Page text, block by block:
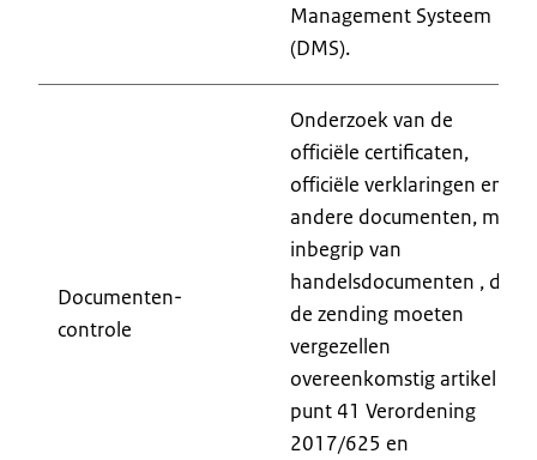
Management Systeem
(DMS).
Documenten-
controle
Onderzoek van de
officiële certificaten,
officiële verklaringen en
andere documenten, met
inbegrip van
handelsdocumenten , die
de zending moeten
vergezellen
overeenkomstig artikel 3,
punt 41 Verordening
2017/625 en